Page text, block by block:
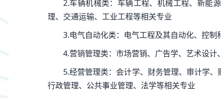
2.车辆机械类：车辆工程、机械工程、新能
理、交通运输、工业工程等相关专业
3.电气自动化类：电气工程及其自动化、控
4.营销管理类：市场营销、广告学、艺术设
5.经营管理类：会计学、财务管理、审计学
行政管理、公共事业管理、法学等相关专业